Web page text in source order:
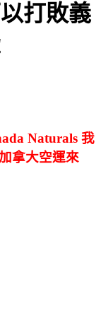
打敗義
Naturals 我
拿大空運來